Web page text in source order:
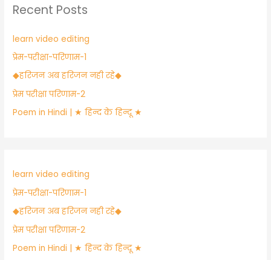
Recent Posts
learn video editing
प्रेम-परीक्षा-परिणाम-1
​◆हरिजन अब हरिजन नही रहे◆
प्रेम परीक्षा परिणाम-2
Poem in Hindi | ★ हिन्द के हिन्दू ★
learn video editing
प्रेम-परीक्षा-परिणाम-1
​◆हरिजन अब हरिजन नही रहे◆
प्रेम परीक्षा परिणाम-2
Poem in Hindi | ★ हिन्द के हिन्दू ★